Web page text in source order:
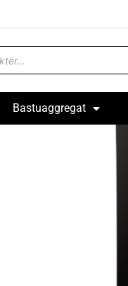
Bastuaggregat